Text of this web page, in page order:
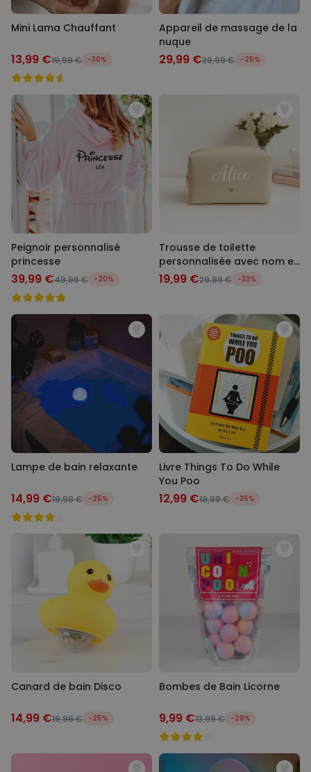
Mini Lama Chauffant
13,99 €19,99 € -30%
Appareil de massage de la
nuque
29,99 €39,99 € -25%
Peignoir personnalisé
princesse
39,99 €49,99 € -20%
Trousse de toilette
personnalisée avec nom et
picto
19,99 €29,99 € -33%
Lampe de bain relaxante
14,99 €19,99 € -25%
Livre Things To Do While
You Poo
12,99 €19,99 € -35%
Canard de bain Disco
14,99 €19,99 € -25%
Bombes de Bain Licorne
9,99 €13,99 € -29%